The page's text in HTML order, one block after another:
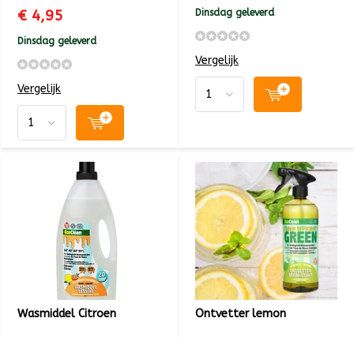
€ 4,95
Dinsdag geleverd
Vergelijk
Dinsdag geleverd
Vergelijk
Wasmiddel Citroen Ontvetter lemon